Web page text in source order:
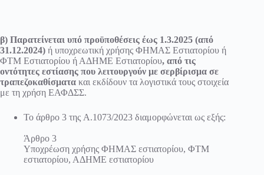
β) Παρατείνεται υπό προϋποθέσεις έως 1.3.2025 (από
31.12.2024) ή υποχρεωτική χρήσης ΦΗΜΑΣ Εστιατορίου ή
ΦΤΜ Εστιατορίου ή ΑΔΗΜΕ Εστιατορίου, από τις
οντότητες εστίασης που λειτουργούν με σερβίρισμα σε
τραπεζοκαθίσματα και εκδίδουν τα λογιστικά τους στοιχεία
με τη χρήση ΕΑΦΔΣΣ.
Το άρθρο 3 της Α.1073/2023 διαμορφώνεται ως εξής:
Άρθρο 3
Υποχρέωση χρήσης ΦΗΜΑΣ εστιατορίου, ΦΤΜ
εστιατορίου, ΑΔΗΜΕ εστιατορίου